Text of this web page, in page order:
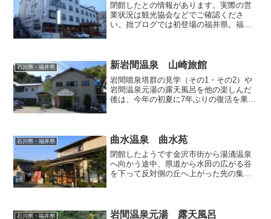
閉館したとの情報があります。実際の営
業状況は観光協会などでご確認くださ
い。拙ブログでは初登場の福井県。福井
見しても、残念ながら芦原を...
石川県・福井県 新岩間温泉 山崎旅館
岩間噴泉塔群の見学（その1・その2）や
岩間温泉元湯の露天風呂を他の楽しんだ
後は、今年の初夏に7年ぶりの復活を果た
がる階段の踊り場に...
石川県・福井県 曲水温泉 曲水苑
閉館したようです金沢市街から湯涌温泉
へ向かう途中、県道から水田の広がる谷
を下って反対側の丘へ上がった先の集落
うでして、山奥のアクセス...
石川県・福井県 岩間温泉元湯 露天風呂